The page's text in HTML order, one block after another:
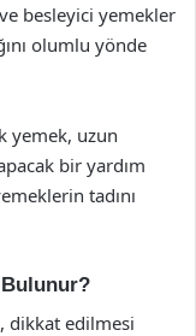
besleyici yemekler
olumlu yönde
yemek, uzun
bir yardım
tadını
Bulunur?
dikkat edilmesi